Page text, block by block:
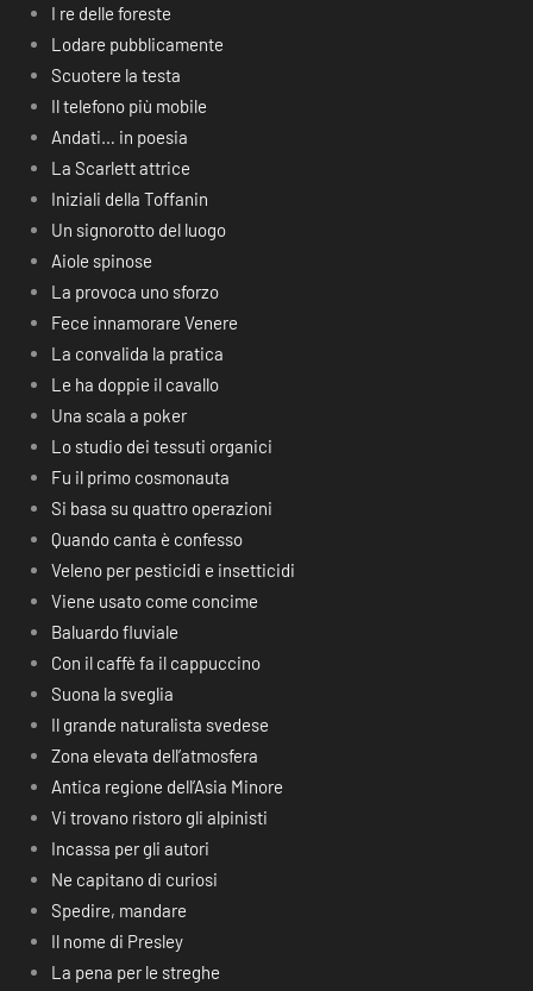
I re delle foreste
Lodare pubblicamente
Scuotere la testa
Il telefono più mobile
Andati… in poesia
La Scarlett attrice
Iniziali della Toffanin
Un signorotto del luogo
Aiole spinose
La provoca uno sforzo
Fece innamorare Venere
La convalida la pratica
Le ha doppie il cavallo
Una scala a poker
Lo studio dei tessuti organici
Fu il primo cosmonauta
Si basa su quattro operazioni
Quando canta è confesso
Veleno per pesticidi e insetticidi
Viene usato come concime
Baluardo fluviale
Con il caffè fa il cappuccino
Suona la sveglia
Il grande naturalista svedese
Zona elevata dell’atmosfera
Antica regione dell’Asia Minore
Vi trovano ristoro gli alpinisti
Incassa per gli autori
Ne capitano di curiosi
Spedire, mandare
Il nome di Presley
La pena per le streghe